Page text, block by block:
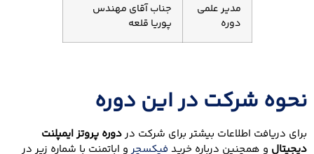
مدیر علمی
دوره
جناب آقای مهندس
پوریا قلعه
نحوه شرکت در این دوره
برای دریافت اطلاعات بیشتر برای شرکت دردوره پروتز ایمپلنت
دیجیتال و همچنین درباره خرید فیکسچرو اباتمنت با شماره زیر در